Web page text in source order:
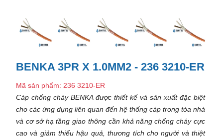
BENKA 3PR X 1.0MM2 - 236 3210-ER
Mã sản phẩm: 236 3210-ER
Cáp chống cháy BENKA được thiết kế và sản xuất đặc biệt
cho các ứng dụng liên quan đến hệ thống cáp trong tòa nhà
và cơ sở hạ tầng giao thông cần khả năng chống cháy cực
cao và giảm thiểu hậu quả, thương tích cho người và thiệt